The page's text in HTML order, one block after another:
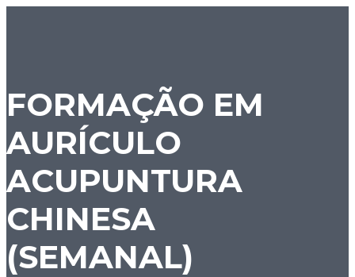
FORMAÇÃO EM
AURÍCULO
ACUPUNTURA
CHINESA
(SEMANAL)